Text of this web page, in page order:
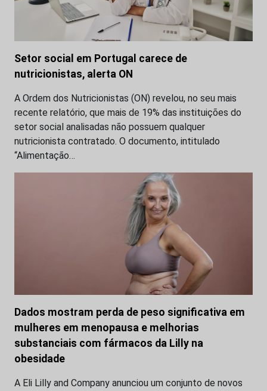
Setor social em Portugal carece de
nutricionistas, alerta ON
A Ordem dos Nutricionistas (ON) revelou, no seu mais
recente relatório, que mais de 19% das instituições do
setor social analisadas não possuem qualquer
nutricionista contratado. O documento, intitulado
“Alimentação…
Dados mostram perda de peso significativa em
mulheres em menopausa e melhorias
substanciais com fármacos da Lilly na
obesidade
A Eli Lilly and Company anunciou um conjunto de novos